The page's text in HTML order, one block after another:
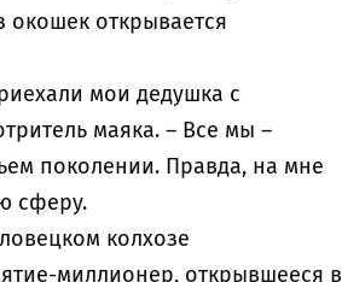
окошек открывается
мои дедушка с
маяка. – Все мы –
поколении. Правда, на мне
сферу.
колхозе
миллионер, открывшееся в